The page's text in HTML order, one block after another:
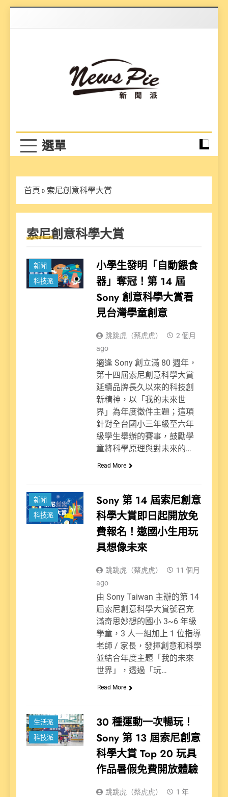
首頁 » 索尼創意科學大賞
索尼創意科學大賞
新聞
科技派
小學生發明「自動餵食
器」奪冠！第 14 屆
Sony 創意科學大賞看
見台灣學童創意
跳跳虎（蔡虎虎）
2 個月
ago
適逢 Sony 創立滿 80 週年，
第十四屆索尼創意科學大賞
延續品牌長久以來的科技創
新精神，以「我的未來世
界」為年度徵件主題；這項
針對全台國小三年級至六年
級學生舉辦的賽事，鼓勵學
童將科學原理與對未來的…
Read More
新聞
科技派
Sony 第 14 屆索尼創意
科學大賞即日起開放免
費報名！邀國小生用玩
具想像未來
跳跳虎（蔡虎虎）
11 個月
ago
由 Sony Taiwan 主辦的第 14
屆索尼創意科學大賞號召充
滿奇思妙想的國小 3~6 年級
學童，3 人一組加上 1 位指導
老師 / 家長，發揮創意和科學
並結合年度主題「我的未來
世界」，透過「玩…
Read More
生活派
科技派
30 種運動一次暢玩！
Sony 第 13 屆索尼創意
科學大賞 Top 20 玩具
作品暑假免費開放體驗
跳跳虎（蔡虎虎）
1 年